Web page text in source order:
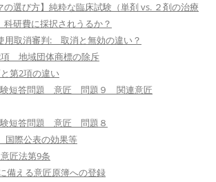
の選び方】純粋な臨床試験（単剤 vs. ２剤の治療
研費に採択されうるか？
取消審判: 取消と無効の違い？
項 地域団体商標の除斥
第2項の違い
験短答問題 意匠 問題９ 関連意匠
験短答問題 意匠 問題８
際公表の効果等
匠法第9条
備える意匠原簿への登録